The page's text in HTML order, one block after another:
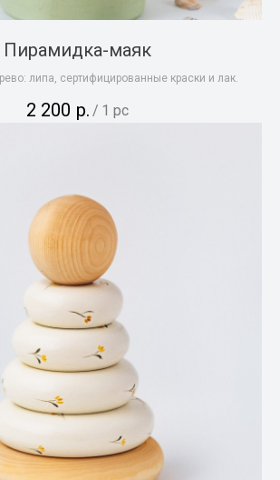
Пирамидка-маяк
липа, сертифицированные краски и лак.
2 200 р. / 1 pc